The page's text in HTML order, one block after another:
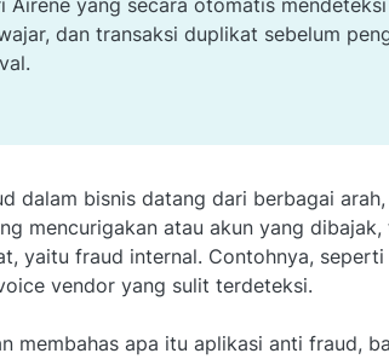
Airene yang secara otomatis
dan transaksi duplikat sebelum
dalam bisnis datang dari berbagai
mencurigakan atau akun yang
yaitu fraud internal. Contohnya,
vendor yang sulit terdeteksi.
membahas apa itu aplikasi anti fraud,